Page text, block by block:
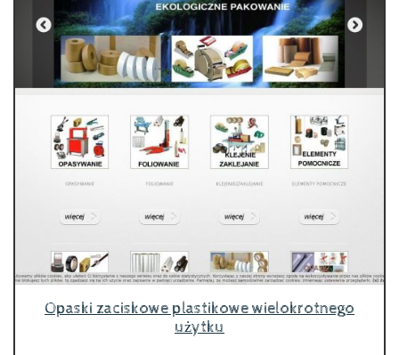
Opaski zaciskowe plastikowe wielokrotnego
użytku